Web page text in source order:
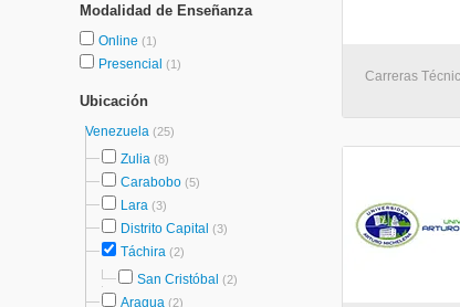
Modalidad de Enseñanza
Online (1)
Presencial (1)
Ubicación
Venezuela (25)
Zulia (8)
Carabobo (5)
Lara (3)
Distrito Capital (3)
Táchira (2)
San Cristóbal (2)
Aragua (2)
Carreras